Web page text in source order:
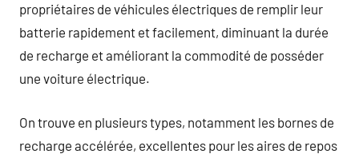
propriétaires de véhicules électriques de remplir leur
batterie rapidement et facilement, diminuant la durée
de recharge et améliorant la commodité de posséder
une voiture électrique.
On trouve en plusieurs types, notamment les bornes de
recharge accélérée, excellentes pour les aires de repos